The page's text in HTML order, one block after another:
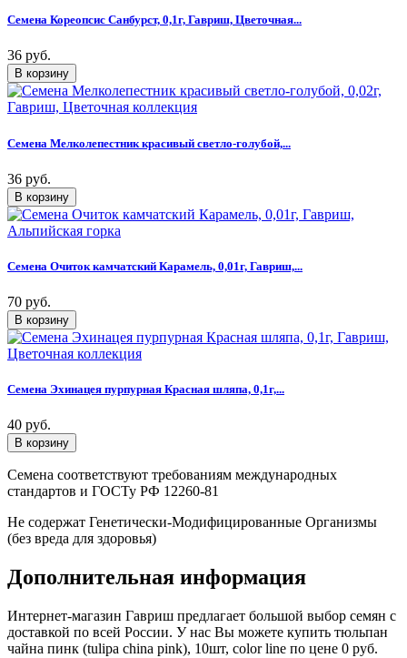
Семена Кореопсис Санбурст, 0,1г, Гавриш, Цветочная...
36 руб.
Семена Мелколепестник красивый светло-голубой,...
36 руб.
Семена Очиток камчатский Карамель, 0,01г, Гавриш,...
70 руб.
Семена Эхинацея пурпурная Красная шляпа, 0,1г,...
40 руб.
Семена соответствуют требованиям международных
стандартов и ГОСТу РФ 12260-81
Не содержат Генетически-Модифицированные Организмы
(без вреда для здоровья)
Дополнительная информация
Интернет-магазин Гавриш предлагает большой выбор семян с
доставкой по всей России. У нас Вы можете купить тюльпан
чайна пинк (tulipa china pink), 10шт, color line по цене 0 руб.